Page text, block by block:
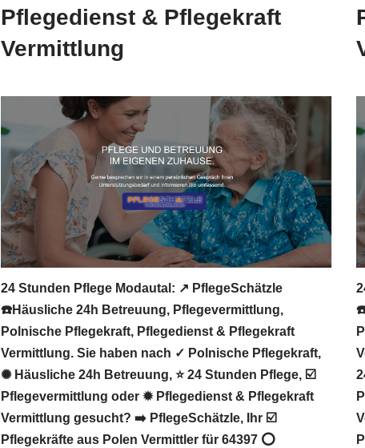
Pflegedienst & Pflegekraft
Vermittlung
24 Stunden Pflege Modautal: ↗️ PflegeSchätzle
☎️Häusliche 24h Betreuung, Pflegevermittlung,
Polnische Pflegekraft, Pflegedienst & Pflegekraft
Vermittlung. Sie haben nach ✓ Polnische Pflegekraft,
✺ Häusliche 24h Betreuung, ⭐ 24 Stunden Pflege, ☑️
Pflegevermittlung oder ✹ Pflegedienst & Pflegekraft
Vermittlung gesucht? ➡️ PflegeSchätzle, Ihr ☑️
Pflegekräfte aus Polen Vermittler für 64397 ⭕